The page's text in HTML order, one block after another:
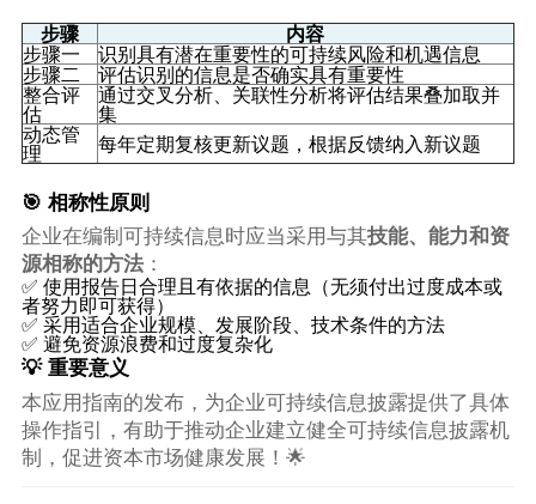
步骤 内容
步骤一 识别具有潜在重要性的可持续风险和机遇信息
步骤二 评估识别的信息是否确实具有重要性
整合评
估
通过交叉分析、关联性分析将评估结果叠加取并
集
动态管
理 每年定期复核更新议题，根据反馈纳入新议题
🎯 相称性原则
企业在编制可持续信息时应当采用与其技能、能力和资
源相称的方法：
✅ 使用报告日合理且有依据的信息（无须付出过度成本或
者努力即可获得）
✅ 采用适合企业规模、发展阶段、技术条件的方法
✅ 避免资源浪费和过度复杂化
💡 重要意义
本应用指南的发布，为企业可持续信息披露提供了具体
操作指引，有助于推动企业建立健全可持续信息披露机
制，促进资本市场健康发展！🌟